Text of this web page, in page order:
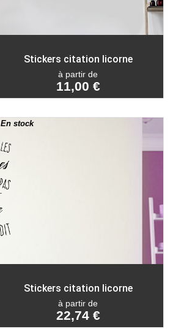
Stickers citation licorne
à partir de
11,00 €
En stock
Stickers citation licorne
à partir de
22,74 €